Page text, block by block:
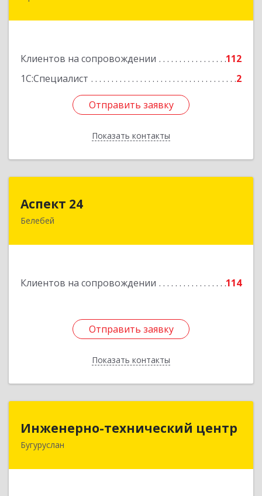
Клиентов на сопровождении
112
1С:Специалист
2
Отправить заявку
Показать контакты
Отправить заявку
Назад
Аспект 24
Белебей
Клиентов на сопровождении 114
Отправить заявку
Показать контакты
452000, Башкортостан Респ, Белебей г, им
Отправить заявку
Назад
Инженерно-технический центр
Бугуруслан
Инженерно-технический центр
461633, Оренбургская обл, Бугуруслан г,